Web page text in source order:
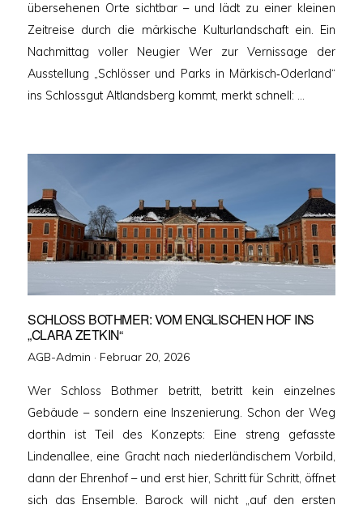
übersehenen Orte sichtbar – und lädt zu einer kleinen
Zeitreise durch die märkische Kulturlandschaft ein. Ein
Nachmittag voller Neugier Wer zur Vernissage der
Ausstellung „Schlösser und Parks in Märkisch‑Oderland“
ins Schlossgut Altlandsberg kommt, merkt schnell: …
SCHLOSS BOTHMER: VOM ENGLISCHEN HOF INS
„CLARA ZETKIN“
AGB-Admin · Veröffentlicht
Februar 20, 2026
Wer Schloss Bothmer betritt, betritt kein einzelnes
Gebäude – sondern eine Inszenierung. Schon der Weg
dorthin ist Teil des Konzepts: Eine streng gefasste
Lindenallee, eine Gracht nach niederländischem Vorbild,
dann der Ehrenhof – und erst hier, Schritt für Schritt, öffnet
sich das Ensemble. Barock will nicht „auf den ersten